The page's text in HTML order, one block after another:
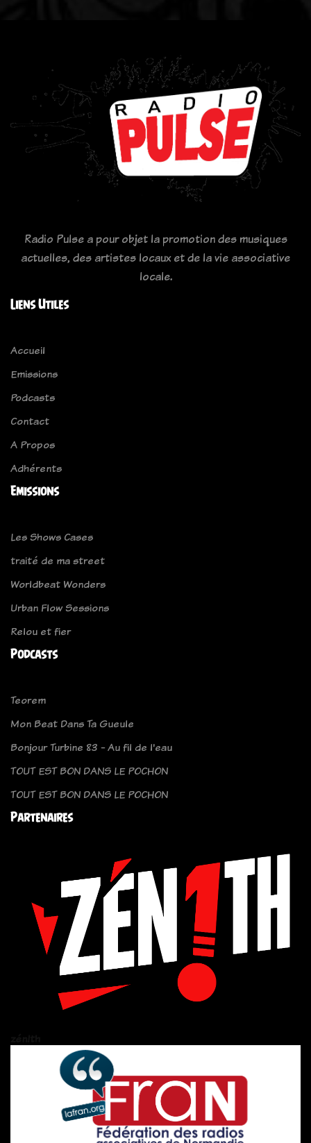
Radio Pulse a pour objet la promotion des musiques
actuelles, des artistes locaux et de la vie associative
locale.
Liens Utiles
Accueil
Emissions
Podcasts
Contact
A Propos
Adhérents
Emissions
Les Shows Cases
traité de ma street
Worldbeat Wonders
Urban Flow Sessions
Relou et fier
Podcasts
Teorem
Mon Beat Dans Ta Gueule
Bonjour Turbine 83 - Au fil de l'eau
TOUT EST BON DANS LE POCHON
TOUT EST BON DANS LE POCHON
Partenaires